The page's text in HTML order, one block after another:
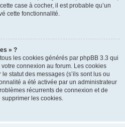
case à cocher, il est probable qu’un
cette fonctionnalité.
» ?
les cookies générés par phpBB 3.3 qui
connexion au forum. Les cookies
statut des messages (s’ils sont lus ou
a été activée par un administrateur
récurrents de connexion et de
les cookies.